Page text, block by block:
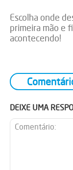
Escolha onde
primeira mão e
acontecendo!
DEIXE UMA